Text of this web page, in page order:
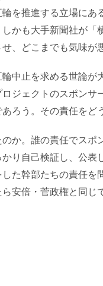
を推進する立場に
かも大手新聞社が
、どこまでも気味が
中止を求める世論
ジェクトのスポン
ろう。その責任をど
か。誰の責任でス
り自己検証し、公
た幹部たちの責任
安倍・菅政権と同じ